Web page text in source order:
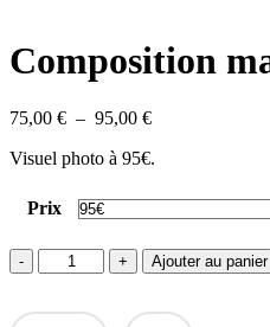
Composition
75,00 € – 95,00 €Plage
prix :
à
95,00 €
Visuel photo à 95€.
Prix
quantité
de
mariage
Ajouter au panier